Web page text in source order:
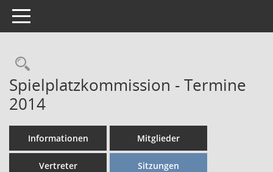
Toggle navigation
Rechercheauswahl
Spielplatzkommission - Termine
2014
Informationen Mitglieder
Vertreter Sitzungen